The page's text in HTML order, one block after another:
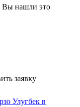
Вы нашли это
заявку